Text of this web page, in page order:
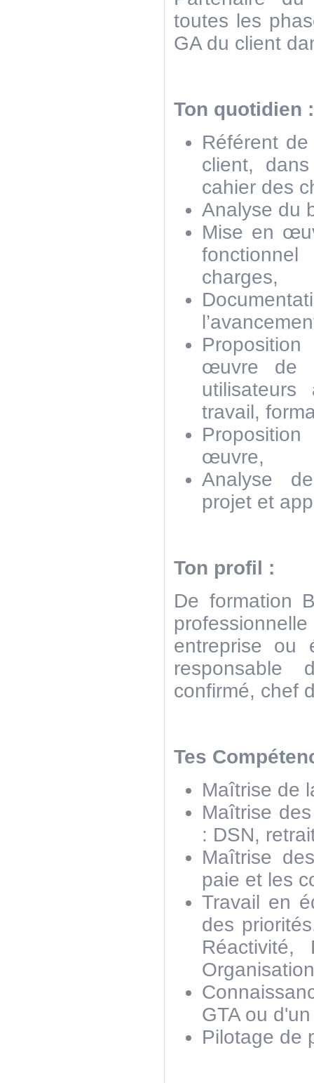
toutes les
GA du client
Ton quotidien :
Référent
client,
cahier des
Analyse du
Mise en
charges,
œuvre de
utilisateurs
travail,
œuvre,
Analyse
projet et
Ton profil :
De formation
entreprise ou
confirmé, chef
Tes
Maîtrise de
Maîtrise
: DSN,
Maîtrise
paie et les
Travail en
des
Réactivité,
GTA ou
Pilotage de